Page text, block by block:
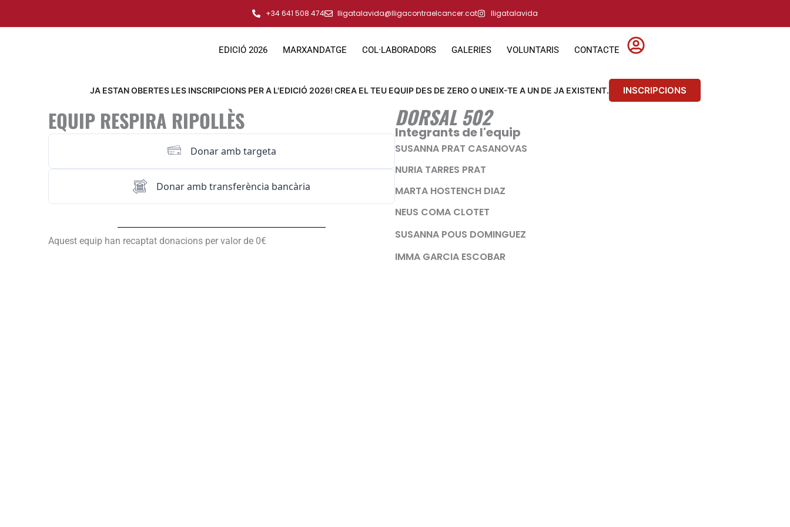
+34 641 508 474 lligatalavida@lligacontraelcancer.cat lligatalavida
EDICIÓ 2026 MARXANDATGE COL·LABORADORS GALERIES VOLUNTARIS CONTACTE
JA ESTAN OBERTES LES INSCRIPCIONS PER A L'EDICIÓ 2026! CREA EL TEU EQUIP DES DE ZERO O UNEIX-TE A UN DE JA EXISTENT. INSCRIPCIONS
EQUIP RESPIRA RIPOLLÈS
Donar amb targeta
Donar amb transferència bancària
Aquest equip han recaptat donacions per valor de 0€
DORSAL 502
Integrants de l'equip
SUSANNA PRAT CASANOVAS
NURIA TARRES PRAT
MARTA HOSTENCH DIAZ
NEUS COMA CLOTET
SUSANNA POUS DOMINGUEZ
IMMA GARCIA ESCOBAR